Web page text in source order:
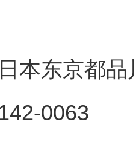
东京都品
0063